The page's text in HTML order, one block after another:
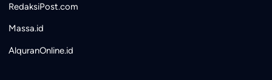
RedaksiPost.com
Massa.id
AlquranOnline.id